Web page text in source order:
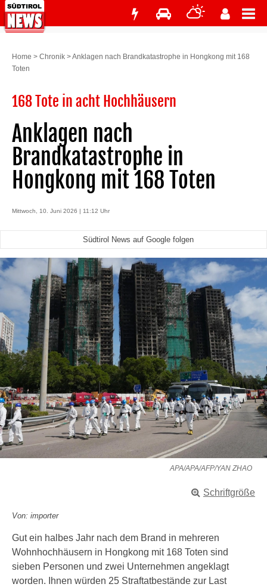
Home > Chronik >Anklagen nach Brandkatastrophe in Hongkong mit 168
Toten
168 Tote in acht Hochhäusern
Anklagen nach
Brandkatastrophe in
Hongkong mit 168 Toten
Mittwoch, 10. Juni 2026 | 11:12 Uhr
Südtirol News auf Google folgen
APA/APA/AFP/YAN ZHAO
Schriftgröße
Von: importer
Gut ein halbes Jahr nach dem Brand in mehreren
Wohnhochhäusern in Hongkong mit 168 Toten sind
sieben Personen und zwei Unternehmen angeklagt
worden. Ihnen würden 25 Straftatbestände zur Last